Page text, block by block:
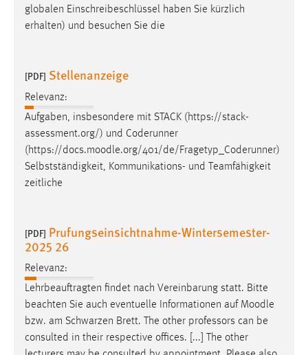
globalen Einschreibeschlüssel haben Sie kürzlich
erhalten) und besuchen Sie die
[PDF] Stellenanzeige
Relevanz:
Aufgaben, insbesondere mit STACK (https://stack-
assessment.org/) und Coderunner
(https://docs.moodle.org/401/de/Fragetyp_Coderunner)
Selbstständigkeit, Kommunikations- und Teamfähigkeit
zeitliche
[PDF] Prufungseinsichtnahme-Wintersemester-
2025 26
Relevanz:
Lehrbeauftragten findet nach Vereinbarung statt. Bitte
beachten Sie auch eventuelle Informationen auf Moodle
bzw. am Schwarzen Brett. The other professors can be
consulted in their respective offices. [...] The other